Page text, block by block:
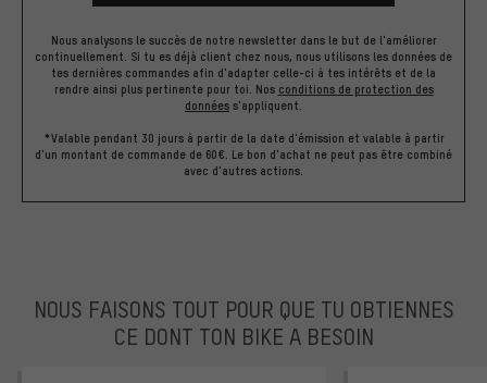
Nous analysons le succès de notre newsletter dans le but de l'améliorer
continuellement. Si tu es déjà client chez nous, nous utilisons les données de
tes dernières commandes afin d'adapter celle-ci à tes intérêts et de la
rendre ainsi plus pertinente pour toi. Nos conditions de protection des
données s'appliquent.
*Valable pendant 30 jours à partir de la date d'émission et valable à partir
d'un montant de commande de 60€. Le bon d'achat ne peut pas être combiné
avec d'autres actions.
NOUS FAISONS TOUT POUR QUE TU OBTIENNES
CE DONT TON BIKE A BESOIN